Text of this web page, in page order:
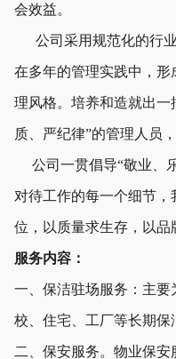
会效益。
公司采用规范化的行业
在多年的管理实践中，
理风格。培养和造就出一
质、严纪律”的管理人员
公司一贯倡导“敬业、
对待工作的每一个细节
位，以质量求生存，以品
服务内容：
一、保洁驻场服务：主
校、住宅、工厂等长期保
二、保安服务。物业保安